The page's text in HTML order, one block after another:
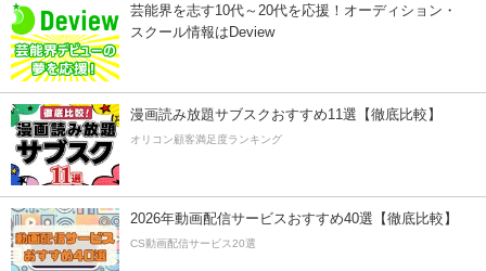
芸能界を志す10代～20代を応援！オーディション・
スクール情報はDeview
漫画読み放題サブスクおすすめ11選【徹底比較】
オリコン顧客満足度ランキング
2026年動画配信サービスおすすめ40選【徹底比較】
CS動画配信サービス20選